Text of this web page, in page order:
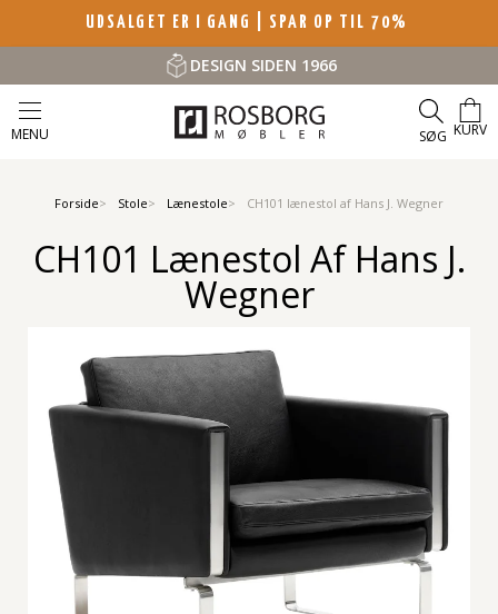
UDSALGET ER I GANG | SPAR OP TIL 70%
DESIGN SIDEN 1966
MENU SØG KURV
Forside Stole Lænestole CH101 lænestol af Hans J. Wegner
CH101 Lænestol Af Hans J.
Wegner